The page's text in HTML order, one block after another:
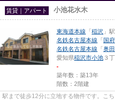
賃貸｜アパート 小池花水木
東海道本線 「 稲沢 」
名鉄名古屋本線 「 国
名鉄名古屋本線 「 奥田
愛知県稲沢市小池 ３
-
築年数：築13年
階数：2階建
駅まで徒歩12分に立地する物件です。こ